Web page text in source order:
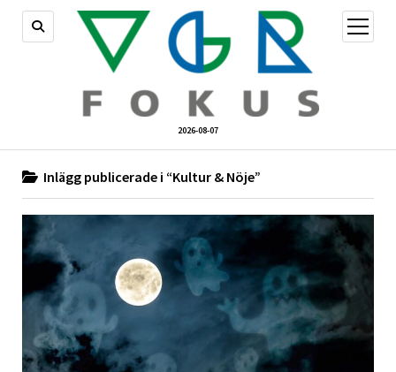
2026-08-07
öppna
meny
Inlägg publicerade i “Kultur & Nöje”